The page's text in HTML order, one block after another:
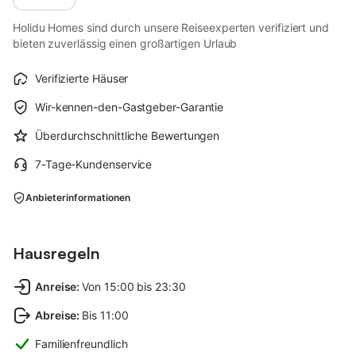
Holidu Homes sind durch unsere Reiseexperten verifiziert und
bieten zuverlässig einen großartigen Urlaub
Verifizierte Häuser
Wir-kennen-den-Gastgeber-Garantie
Überdurchschnittliche Bewertungen
7-Tage-Kundenservice
Anbieterinformationen
Hausregeln
Anreise: Von 15:00 bis 23:30
Abreise: Bis 11:00
Familienfreundlich